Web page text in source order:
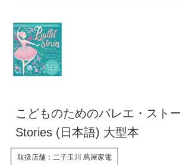
こどものためのバレエ・スト
Stories (日本語) 大型本
取扱店舗：二子玉川 蔦屋家電